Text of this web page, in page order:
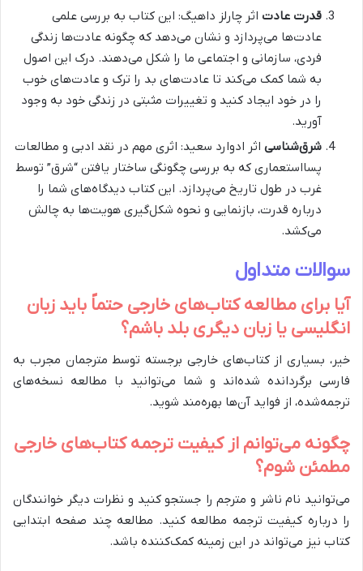
قدرت عادت اثر چارلز داهیگ: این کتاب به بررسی علمی
عادت‌ها می‌پردازد و نشان می‌دهد که چگونه عادت‌ها زندگی
فردی، سازمانی و اجتماعی ما را شکل می‌دهند. درک این اصول
به شما کمک می‌کند تا عادت‌های بد را ترک و عادت‌های خوب
را در خود ایجاد کنید و تغییرات مثبتی در زندگی خود به وجود
آورید.
شرق‌شناسی اثر ادوارد سعید: اثری مهم در نقد ادبی و مطالعات
پسااستعماری که به بررسی چگونگی ساختار یافتن “شرق” توسط
غرب در طول تاریخ می‌پردازد. این کتاب دیدگاه‌های شما را
درباره قدرت، بازنمایی و نحوه شکل‌گیری هویت‌ها به چالش
می‌کشد.
سوالات متداول
آیا برای مطالعه کتاب‌های خارجی حتماً باید زبان
انگلیسی یا زبان دیگری بلد باشم؟
خیر، بسیاری از کتاب‌های خارجی برجسته توسط مترجمان مجرب به
فارسی برگردانده شده‌اند و شما می‌توانید با مطالعه نسخه‌های
ترجمه‌شده، از فواید آن‌ها بهره‌مند شوید.
چگونه می‌توانم از کیفیت ترجمه کتاب‌های خارجی
مطمئن شوم؟
می‌توانید نام ناشر و مترجم را جستجو کنید و نظرات دیگر خوانندگان
را درباره کیفیت ترجمه مطالعه کنید. مطالعه چند صفحه ابتدایی
کتاب نیز می‌تواند در این زمینه کمک‌کننده باشد.